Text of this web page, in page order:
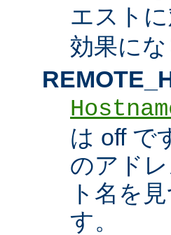
エスト
効果にな
は off で
のアド
ト名を
す。